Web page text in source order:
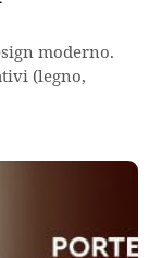
moderno.
(legno,